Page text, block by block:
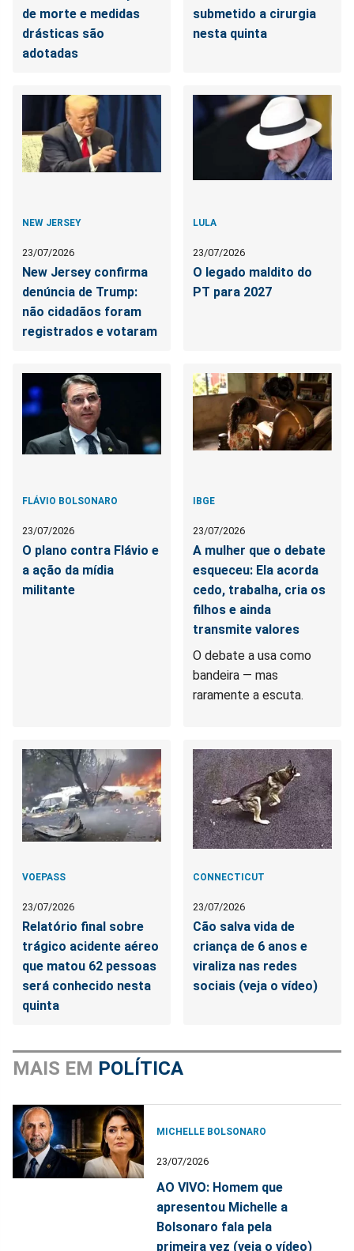
de morte e medidas
drásticas são
adotadas
submetido a cirurgia
nesta quinta
NEW JERSEY
23/07/2026
New Jersey confirma
denúncia de Trump:
não cidadãos foram
registrados e votaram
LULA
23/07/2026
O legado maldito do
PT para 2027
FLÁVIO BOLSONARO
23/07/2026
O plano contra Flávio e
a ação da mídia
militante
IBGE
23/07/2026
A mulher que o debate
esqueceu: Ela acorda
cedo, trabalha, cria os
filhos e ainda
transmite valores
O debate a usa como
bandeira — mas
raramente a escuta.
VOEPASS
23/07/2026
Relatório final sobre
trágico acidente aéreo
que matou 62 pessoas
será conhecido nesta
quinta
CONNECTICUT
23/07/2026
Cão salva vida de
criança de 6 anos e
viraliza nas redes
sociais (veja o vídeo)
MAIS EM POLÍTICA
MICHELLE BOLSONARO
23/07/2026
AO VIVO: Homem que
apresentou Michelle a
Bolsonaro fala pela
primeira vez (veja o vídeo)